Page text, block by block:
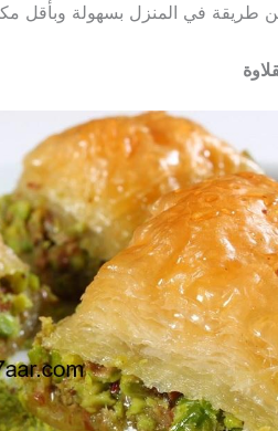
من طريقة في المنزل بسهولة